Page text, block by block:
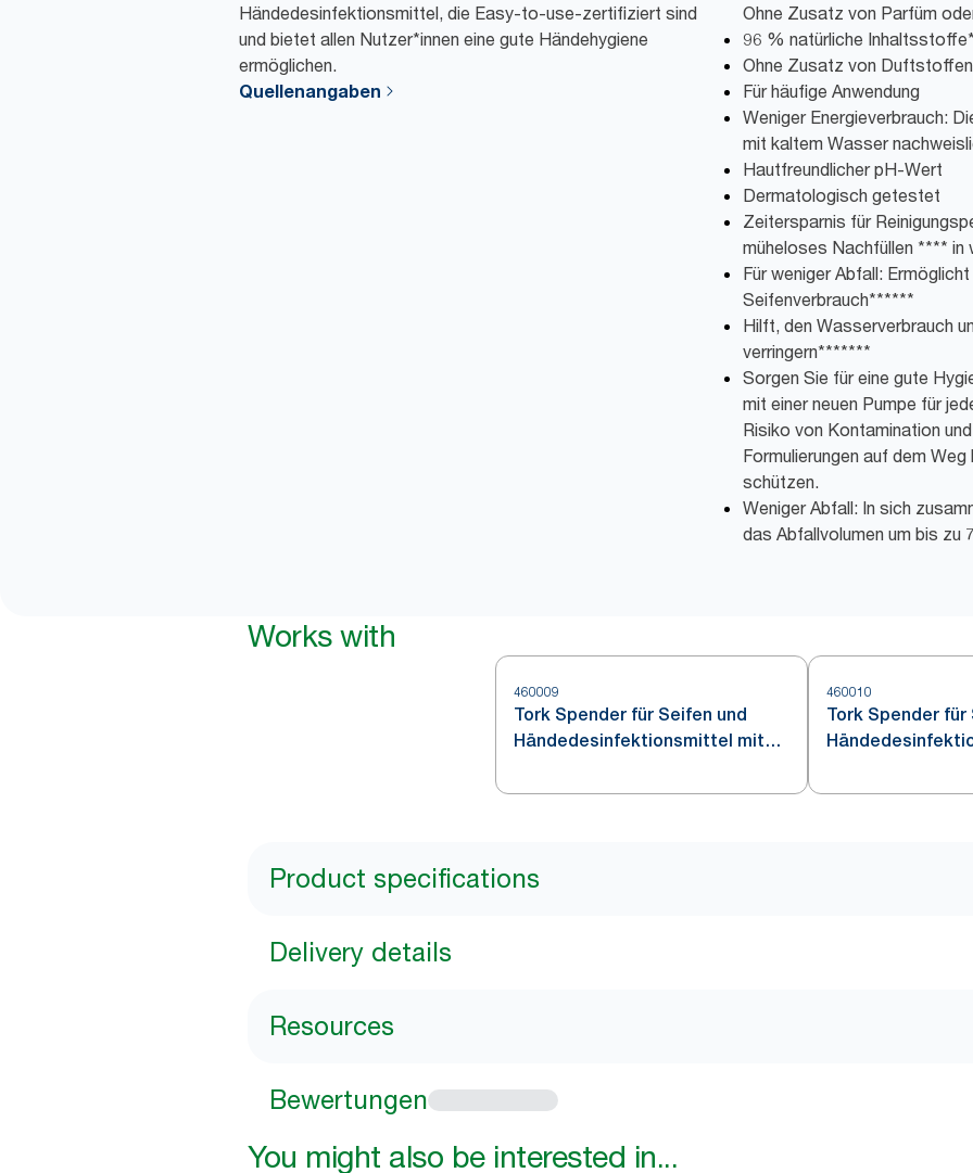
Händedesinfektionsmittel, die Easy-to-use-zertifiziert sind
und bietet allen Nutzer*innen eine gute Händehygiene
ermöglichen.
Quellenangaben
Ohne Zusatz von Parfüm
96 % natürliche
Ohne Zusatz von Duftstoffen
Für häufige Anwendung
Weniger Energieverbrauch:
mit kaltem Wasser
Hautfreundlicher pH-Wert
Dermatologisch getestet
Zeitersparnis für
müheloses Nachfüllen **** in
Für weniger Abfall:
Seifenverbrauch******
Hilft, den Wasserverbrauch
verringern*******
Sorgen Sie für eine gute
mit einer neuen Pumpe für
Risiko von Kontamination
Formulierungen auf dem
schützen.
Weniger Abfall: In sich
das Abfallvolumen um bis
Works with
460009
Tork Spender für Seifen und
Händedesinfektionsmittel mit
460010
Tork Spender für
Product specifications
Delivery details
Resources
Bewertungen
You might also be interested in...